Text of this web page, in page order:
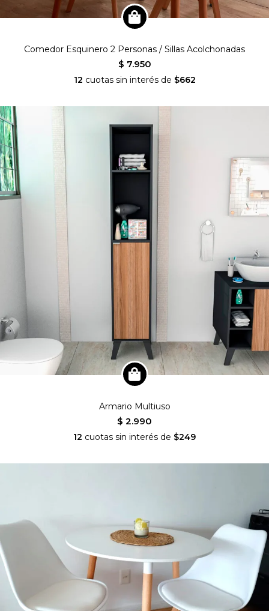
Comedor Esquinero 2 Personas / Sillas Acolchonadas
$ 7.950
12 cuotas sin interés de $662
Armario Multiuso
$ 2.990
12 cuotas sin interés de $249